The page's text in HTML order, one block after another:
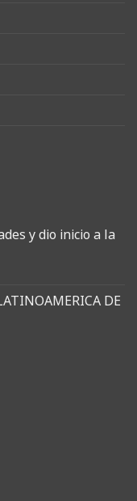
y dio inicio a la
DE